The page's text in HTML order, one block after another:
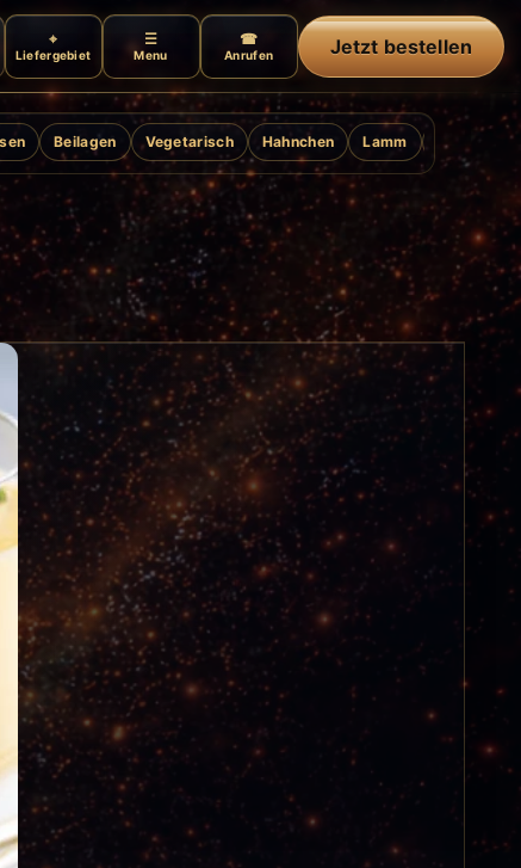
Menu
Liefergebiet Anrufen Jetzt bestellen
Beilagen Vegetarisch Hahnchen Lamm Ente